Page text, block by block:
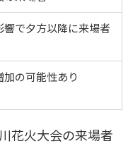
響で夕方以降に来場者
加の可能性あり
花火大会の来場者